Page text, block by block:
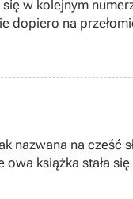
w innych
nazwana na cześć
książka stała